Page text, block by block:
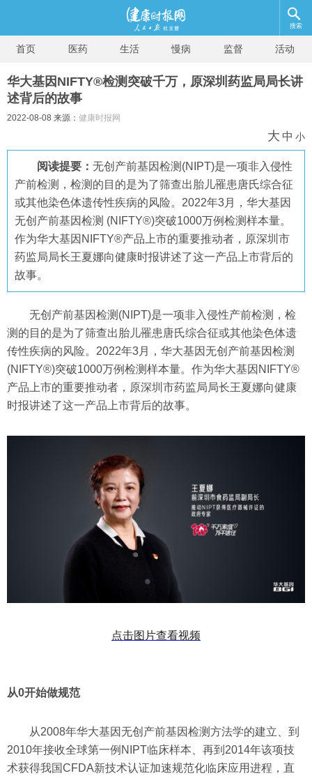
搜索
首页 医药 生活 慢病 监督 活动
华大基因NIFTY®检测突破千万，原深圳药监局局长讲
述背后的故事
2022-08-08 来源： 健康时报网
大 中 小
阅读提要： 无创产前基因检测(NIPT)是一项非入侵性
产前检测，检测的目的是为了筛查出胎儿罹患唐氏综合征
或其他染色体遗传性疾病的风险。2022年3月，华大基因
无创产前基因检测 (NIFTY®)突破1000万例检测样本量。
作为华大基因NIFTY®产品上市的重要推动者，原深圳市
药监局局长王夏娜向健康时报讲述了这一产品上市背后的
故事。
无创产前基因检测(NIPT)是一项非入侵性产前检测，检
测的目的是为了筛查出胎儿罹患唐氏综合征或其他染色体遗
传性疾病的风险。2022年3月，华大基因无创产前基因检测
(NIFTY®)突破1000万例检测样本量。作为华大基因NIFTY®
产品上市的重要推动者，原深圳市药监局局长王夏娜向健康
时报讲述了这一产品上市背后的故事。
点击图片查看视频
从0开始做规范
从2008年华大基因无创产前基因检测方法学的建立、到
2010年接收全球第一例NIPT临床样本、再到2014年该项技
术获得我国CFDA新技术认证加速规范化临床应用进程，直